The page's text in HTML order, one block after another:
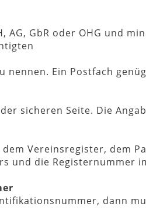
GbR oder OHG und
nennen. Ein Postfach
sicheren Seite. Die
Vereinsregister, dem
und die Registernummer
dann